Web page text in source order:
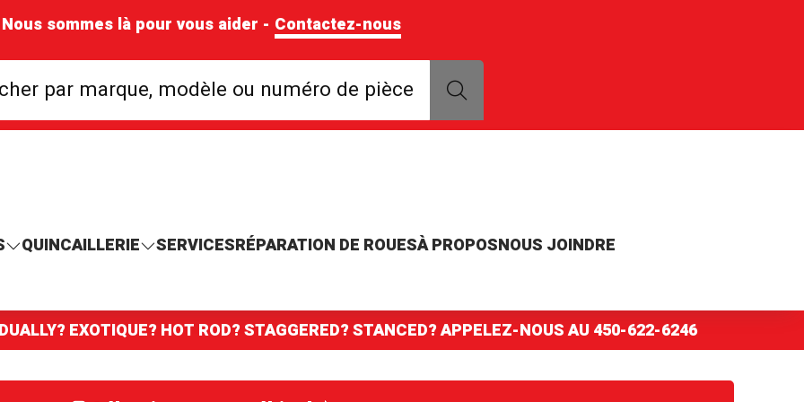
Nous sommes là pour vous aider - Contactez-nous
par marque, modèle ou numéro de pièce
Rechercher par marque, modèle ou numéro de pièce
QUINCAILLERIE SERVICESRÉPARATION DE ROUESÀ PROPOSNOUS JOINDRE
EXOTIQUE? HOT ROD? STAGGERED? STANCED? APPELEZ-NOUS AU450-622-6246